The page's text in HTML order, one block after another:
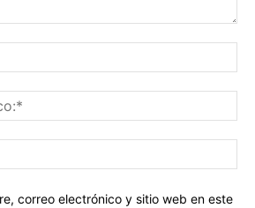
correo electrónico y sitio web en este